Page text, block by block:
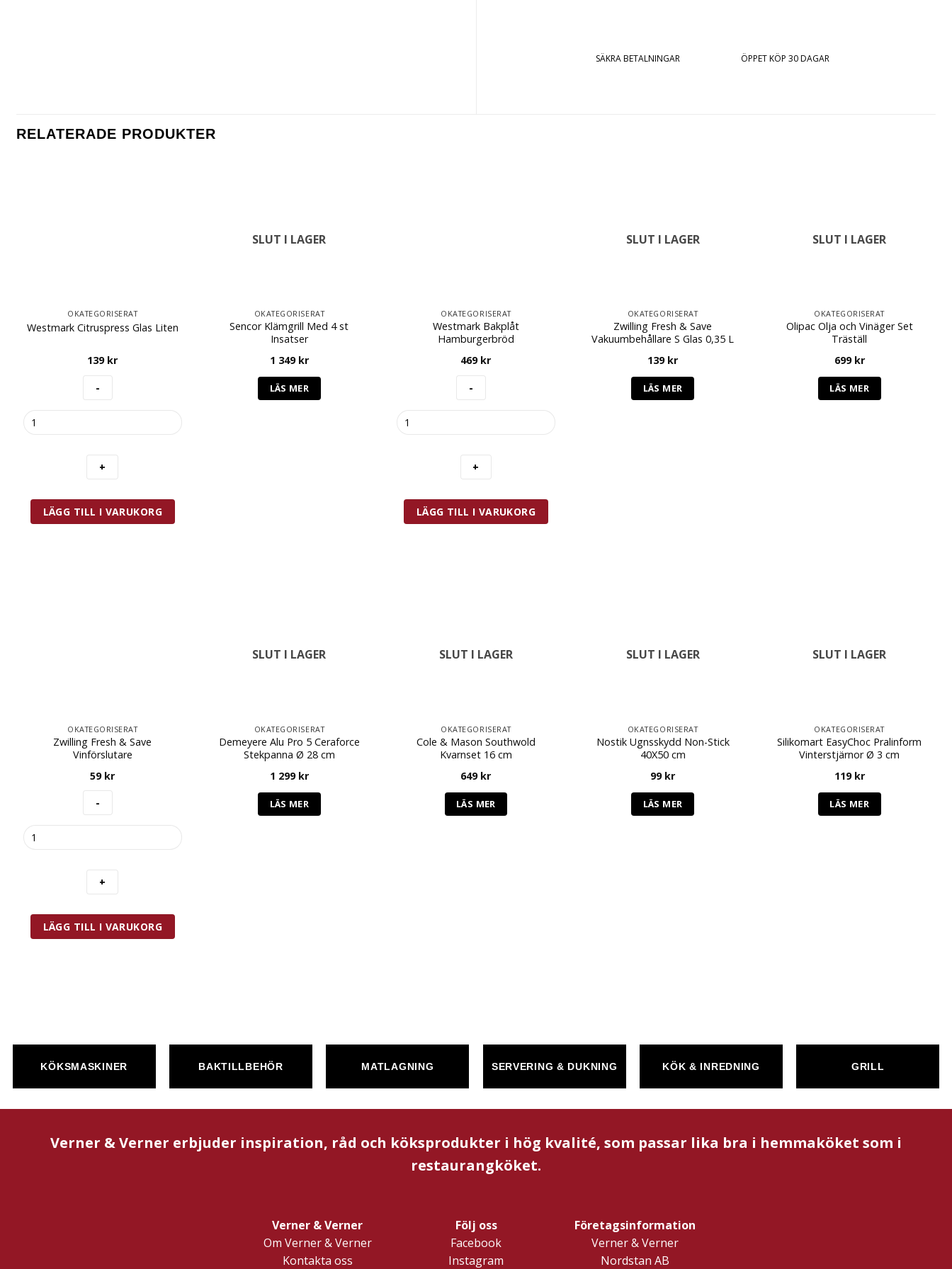
SÄKRA BETALNINGAR ÖPPET KÖP 30 DAGAR
RELATERADE PRODUKTER
OKATEGORISERAT
Westmark Citruspress Glas Liten
139 kr
Westmark
Citruspress
LÄGG TILL I VARUKORG
SLUT I LAGER
OKATEGORISERAT
Sencor Klämgrill Med 4 st
Insatser
1 349 kr
LÄS MER
OKATEGORISERAT
Westmark Bakplåt
Hamburgerbröd
469 kr
Westmark
Bakplåt
LÄGG TILL I VARUKORG
SLUT I LAGER
OKATEGORISERAT
Zwilling Fresh & Save
Vakuumbehållare S Glas 0,35 L
139 kr
LÄS MER
SLUT I LAGER
OKATEGORISERAT
Olipac Olja och Vinäger Set
Träställ
699 kr
LÄS MER
OKATEGORISERAT
Zwilling Fresh & Save
Vinförslutare
59 kr
Zwilling
LÄGG TILL I VARUKORG
SLUT I LAGER
OKATEGORISERAT
Demeyere Alu Pro 5 Ceraforce
Stekpanna Ø 28 cm
1 299 kr
LÄS MER
SLUT I LAGER
OKATEGORISERAT
Cole & Mason Southwold
Kvarnset 16 cm
649 kr
LÄS MER
SLUT I LAGER
OKATEGORISERAT
Nostik Ugnsskydd Non-Stick
40X50 cm
99 kr
LÄS MER
SLUT I LAGER
OKATEGORISERAT
Silikomart EasyChoc Pralinform
Vinterstjärnor Ø 3 cm
119 kr
LÄS MER
KÖKSMASKINER BAKTILLBEHÖR MATLAGNING SERVERING & DUKNING KÖK & INREDNING GRILL
Verner & Verner erbjuder inspiration, råd och köksprodukter i hög kvalité, som passar lika bra i hemmaköket som i
restaurangköket.
Verner & Verner
Om Verner & Verner
Kontakta oss
Följ oss
Facebook
Instagram
Företagsinformation
Verner & Verner
Nordstan AB